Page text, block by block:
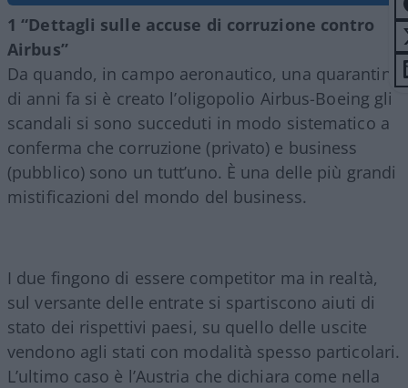
1 “Dettagli sulle accuse di corruzione contro
Airbus”
Da quando, in campo aeronautico, una quarantina
di anni fa si è creato l’oligopolio Airbus-Boeing gli
scandali si sono succeduti in modo sistematico a
conferma che corruzione (privato) e business
(pubblico) sono un tutt’uno. È una delle più grandi
mistificazioni del mondo del business.
I due fingono di essere competitor ma in realtà,
sul versante delle entrate si spartiscono aiuti di
stato dei rispettivi paesi, su quello delle uscite
vendono agli stati con modalità spesso particolari.
L’ultimo caso è l’Austria che dichiara come nella